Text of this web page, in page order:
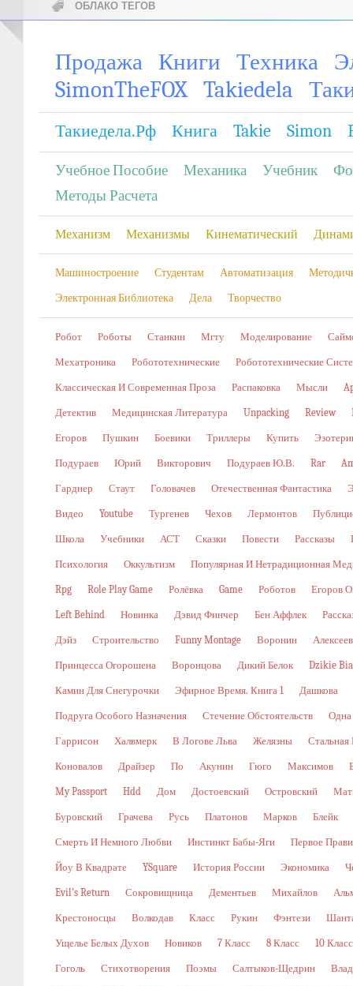
ОБЛАКО ТЕГОВ
Продажа Книги Техника
SimonTheFOX
Takiedela
Такиедела.рф Книга Takie Simon
Учебное Пособие Механика Учебник
Методы Расчета
Механизм Механизмы Кинематический
Машиностроение Студентам Автоматизация
Электронная Библиотека
Дела Творчество
Робот Роботы Станкин Мгту Моделирование
Мехатроника Робототехнические Робототехнические
Классическая И Современная Проза Распаковка Мысли
Детектив Медицинская Литература Unpacking Review
Егоров Пушкин Боевики Триллеры Купить
Подураев Юрий Викторович Подураев Ю.В. Rar
Гарднер Стаут Головачев Отечественная Фантастика
Видео Youtube Тургенев Чехов Лермонтов
Школа Учебники АСТ Сказки Повести Рассказы
Психология Оккультизм Популярная И Нетрадиционная
Rpg Role Play Game Ролёвка Game Роботов Егоров
Left Behind Новинка Дэвид Финчер Бен Аффлек
Дэйз Строительство Funny Montage Воронин Алексеев
Принцесса Огорошена Воронцова Дикий Белок Dzikie
Камин Для Снегурочки Эфирное Время. Книга 1 Дашкова
Подруга Особого Назначения Стечение Обстоятельств Одна
Гаррисон Халвмерк В Логове Льва Желязны
Коновалов Драйзер По Акунин Гюго Максимов
My Passport Hdd Дом Достоевский Островский
Буровский Грачева Русь Платонов Марков Блейк
Смерть И Немного Любви Инстинкт Бабы-Яги Первое
Йоу В Квадрате YSquare История России Экономика
Evil’s Return Сокровищница Дементьев Михайлов
Крестоносцы Волкодав Класс Рукин Фэнтези
Ущелье Белых Духов Новиков 7 Класс 8 Класс 10 Класс
Гоголь Стихотворения Поэмы Салтыков-Щедрин